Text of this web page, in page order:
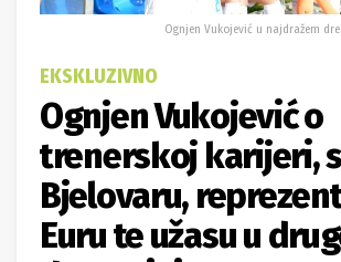
Ognjen Vukojević u najdražem
EKSKLUZIVNO
Ognjen Vukojević o
trenerskoj karijeri,
Bjelovaru,
Euru te užasu u